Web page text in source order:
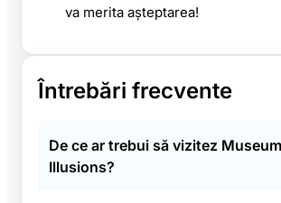
va merita așteptarea!
Întrebări frecvente
De ce ar trebui să vizitez
Illusions?